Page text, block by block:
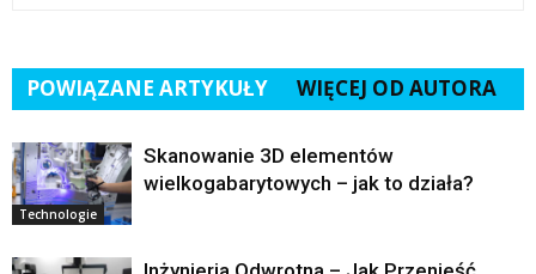
POWIĄZANE ARTYKUŁY WIĘCEJ OD AUTORA
Technologie
Skanowanie 3D elementów
wielkogabarytowych – jak to działa?